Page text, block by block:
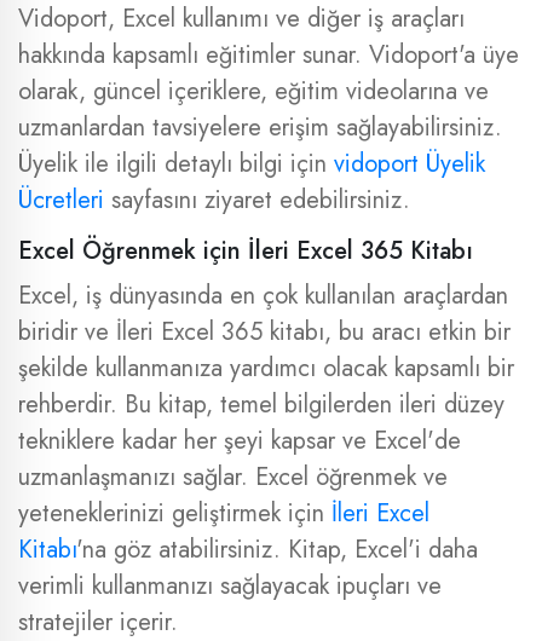
Vidoport, Excel kullanımı ve diğer iş araçları
hakkında kapsamlı eğitimler sunar. Vidoport'a üye
olarak, güncel içeriklere, eğitim videolarına ve
uzmanlardan tavsiyelere erişim sağlayabilirsiniz.
Üyelik ile ilgili detaylı bilgi için vidoport Üyelik
Ücretleri sayfasını ziyaret edebilirsiniz.
Excel Öğrenmek için İleri Excel 365 Kitabı
Excel, iş dünyasında en çok kullanılan araçlardan
biridir ve İleri Excel 365 kitabı, bu aracı etkin bir
şekilde kullanmanıza yardımcı olacak kapsamlı bir
rehberdir. Bu kitap, temel bilgilerden ileri düzey
tekniklere kadar her şeyi kapsar ve Excel'de
uzmanlaşmanızı sağlar. Excel öğrenmek ve
yeteneklerinizi geliştirmek için İleri Excel
Kitabı'na göz atabilirsiniz. Kitap, Excel'i daha
verimli kullanmanızı sağlayacak ipuçları ve
stratejiler içerir.